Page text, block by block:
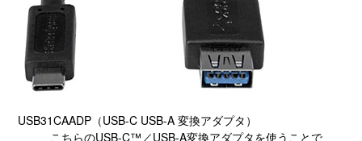
USB31CAADP（USB-C USB-A 変換アダプタ）
こちらのUSB-C™／USB-A変換アダプタを使うことで、